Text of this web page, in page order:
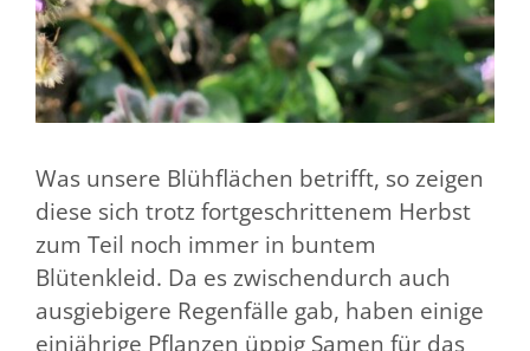
Was unsere Blühflächen betrifft, so zeigen
diese sich trotz fortgeschrittenem Herbst
zum Teil noch immer in buntem
Blütenkleid. Da es zwischendurch auch
ausgiebigere Regenfälle gab, haben einige
einjährige Pflanzen üppig Samen für das